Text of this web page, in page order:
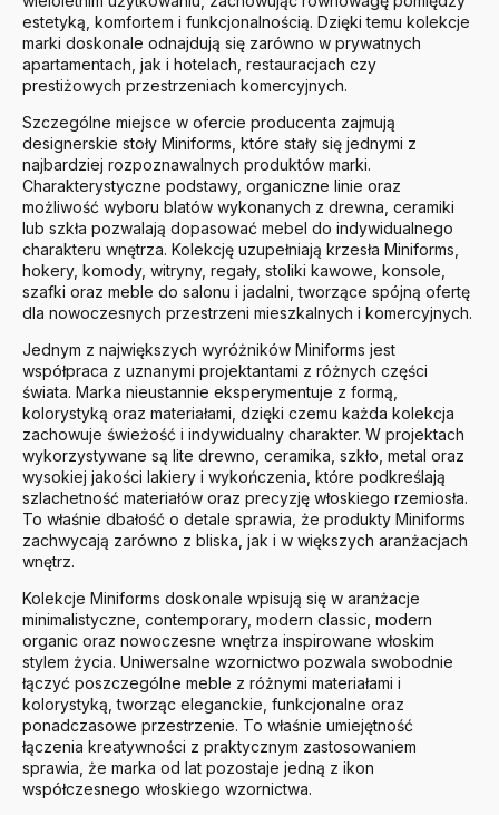
estetyką, komfortem i funkcjonalnością. Dzięki temu kolekcje
marki doskonale odnajdują się zarówno w prywatnych
apartamentach, jak i hotelach, restauracjach czy
prestiżowych przestrzeniach komercyjnych.
Szczególne miejsce w ofercie producenta zajmują
designerskie stoły Miniforms, które stały się jednymi z
najbardziej rozpoznawalnych produktów marki.
Charakterystyczne podstawy, organiczne linie oraz
możliwość wyboru blatów wykonanych z drewna, ceramiki
lub szkła pozwalają dopasować mebel do indywidualnego
charakteru wnętrza. Kolekcję uzupełniają krzesła Miniforms,
hokery, komody, witryny, regały, stoliki kawowe, konsole,
szafki oraz meble do salonu i jadalni, tworzące spójną ofertę
dla nowoczesnych przestrzeni mieszkalnych i komercyjnych.
Jednym z największych wyróżników Miniforms jest
współpraca z uznanymi projektantami z różnych części
świata. Marka nieustannie eksperymentuje z formą,
kolorystyką oraz materiałami, dzięki czemu każda kolekcja
zachowuje świeżość i indywidualny charakter. W projektach
wykorzystywane są lite drewno, ceramika, szkło, metal oraz
wysokiej jakości lakiery i wykończenia, które podkreślają
szlachetność materiałów oraz precyzję włoskiego rzemiosła.
To właśnie dbałość o detale sprawia, że produkty Miniforms
zachwycają zarówno z bliska, jak i w większych aranżacjach
wnętrz.
Kolekcje Miniforms doskonale wpisują się w aranżacje
minimalistyczne, contemporary, modern classic, modern
organic oraz nowoczesne wnętrza inspirowane włoskim
stylem życia. Uniwersalne wzornictwo pozwala swobodnie
łączyć poszczególne meble z różnymi materiałami i
kolorystyką, tworząc eleganckie, funkcjonalne oraz
ponadczasowe przestrzenie. To właśnie umiejętność
łączenia kreatywności z praktycznym zastosowaniem
sprawia, że marka od lat pozostaje jedną z ikon
współczesnego włoskiego wzornictwa.